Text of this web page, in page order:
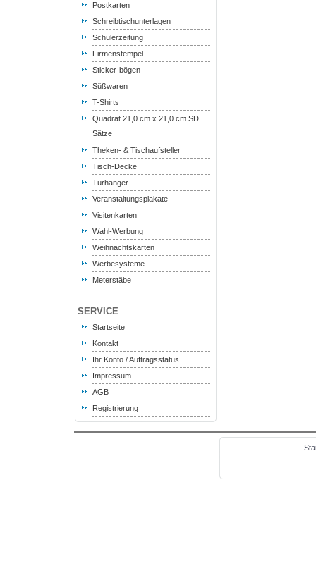
Postkarten
Schreibtischunterlagen
Schülerzeitung
Firmenstempel
Sticker-bögen
Süßwaren
T-Shirts
Quadrat 21,0 cm x 21,0 cm SD
Sätze
Theken- & Tischaufsteller
Tisch-Decke
Türhänger
Veranstaltungsplakate
Visitenkarten
Wahl-Werbung
Weihnachtskarten
Werbesysteme
Meterstäbe
SERVICE
Startseite
Kontakt
Ihr Konto / Auftragsstatus
Impressum
AGB
Registrierung